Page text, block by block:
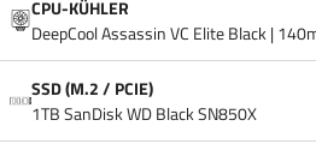
CPU-KÜHLER
DeepCool Assassin VC Elite Black |
SSD (M.2 / PCIE)
1TB SanDisk WD Black SN850X